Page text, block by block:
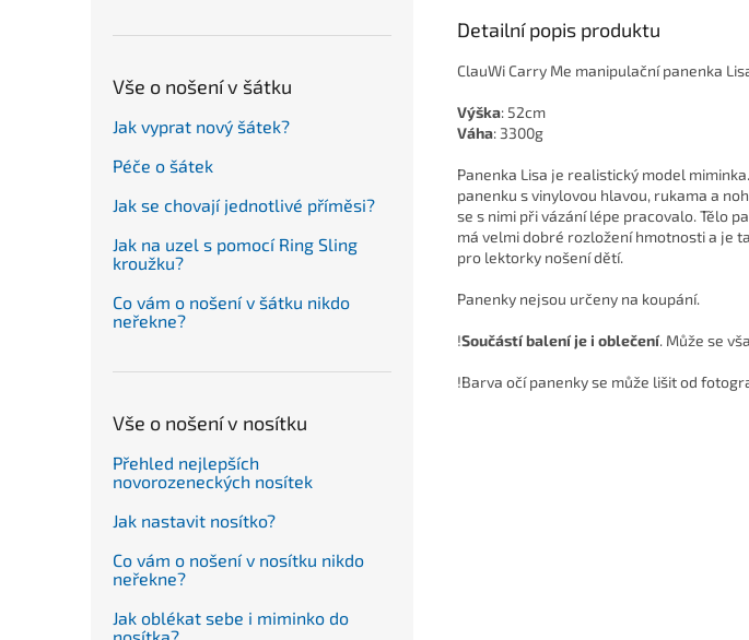
Vše o nošení v šátku
Jak vyprat nový šátek?
Péče o šátek
Jak se chovají jednotlivé příměsi?
Jak na uzel s pomocí Ring Sling
kroužku?
Co vám o nošení v šátku nikdo
neřekne?
Vše o nošení v nosítku
Přehled nejlepších
novorozeneckých nosítek
Jak nastavit nosítko?
Co vám o nošení v nosítku nikdo
neřekne?
Jak oblékat sebe i miminko do
Detailní popis produktu
ClauWi Carry Me manipulační panenka
Výška: 52cm
Váha: 3300g
Panenka Lisa je realistický model
panenku s vinylovou hlavou, rukama a
se s nimi při vázání lépe pracovalo. Tělo
má velmi dobré rozložení hmotnosti a je
pro lektorky nošení dětí.
Panenky nejsou určeny na koupání.
!Součástí balení je i oblečení. Může se
!Barva očí panenky se může lišit od